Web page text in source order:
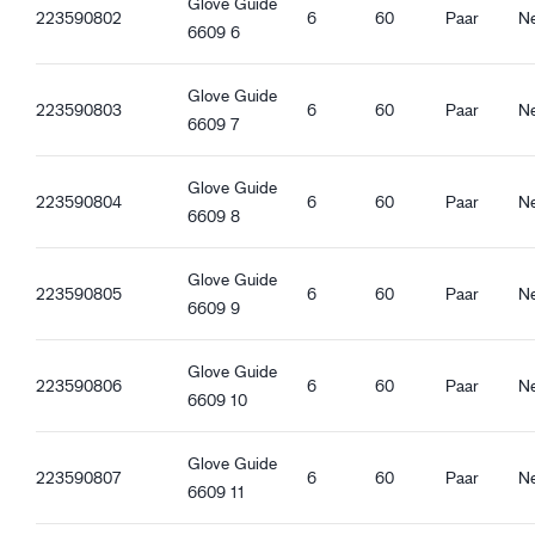
DMF-vrij
REACH-compatibel
Goedgekeurd voor contact met levensmiddelen - Alle
soorten levensmiddelen
Antistatisch
Ventilerend
Goede droge grip
223590802
6609 6
6 60 Paar
223590803
Glove Guide
6609 7
6 60 Paar
223590804
Glove Guide
6609 8
6 60 Paar
223590805
Glove Guide
6609 9
6 60 Paar
223590806
Glove Guide
6609 10
6 60 Paar
223590807
Glove Guide
6609 11
6 60 Paar